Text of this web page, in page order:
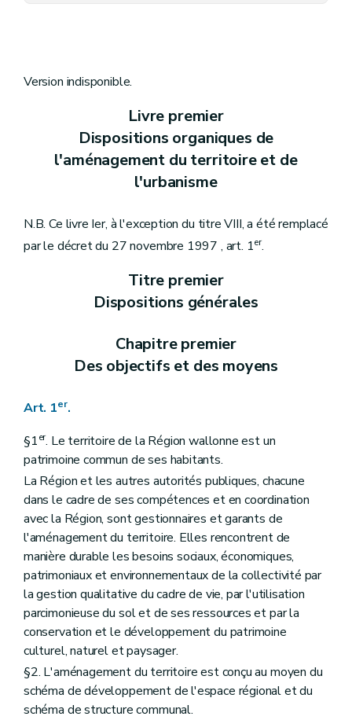
Chapitre premier
Chapitre II Du schéma de structure communal
Art. 16
Art. 17
Chapitre premier
Des dispositions générales
Art. 19
Art. 20
Section première Généralités
Art. 21
Section 2 Contenu
Art. 23
Section 3 (Destination et prescriptions générales des zones, tracés de réseaux d'infrastructures principales
Art. 24
Art. 25
Art. 29
Art. 30
Art. 31
Art. 31bis
Art. 32
Art. 33
Art. 34
Art. 34bis
Art. 35
Art. 36
Art. 37
Art. 38
Art. 39
Art. 39bis
Art. 40
Art. 41
Section 4 Procédure d'élaboration
Art. 42
Art. 43
Version indisponible.
Livre premier
Dispositions organiques de
l'aménagement du territoire et de
l'urbanisme
N.B. Ce livre Ier, à l'exception du titre VIII, a été remplacé
par le décret du 27 novembre 1997 , art. 1er.
Titre premier
Dispositions générales
Chapitre premier
Des objectifs et des moyens
Art. 1er.
§1er. Le territoire de la Région wallonne est un
patrimoine commun de ses habitants.
La Région et les autres autorités publiques, chacune
dans le cadre de ses compétences et en coordination
avec la Région, sont gestionnaires et garants de
l'aménagement du territoire. Elles rencontrent de
manière durable les besoins sociaux, économiques,
patrimoniaux et environnementaux de la collectivité par
la gestion qualitative du cadre de vie, par l'utilisation
parcimonieuse du sol et de ses ressources et par la
conservation et le développement du patrimoine
culturel, naturel et paysager.
§2. L'aménagement du territoire est conçu au moyen du
schéma de développement de l'espace régional et du
schéma de structure communal.